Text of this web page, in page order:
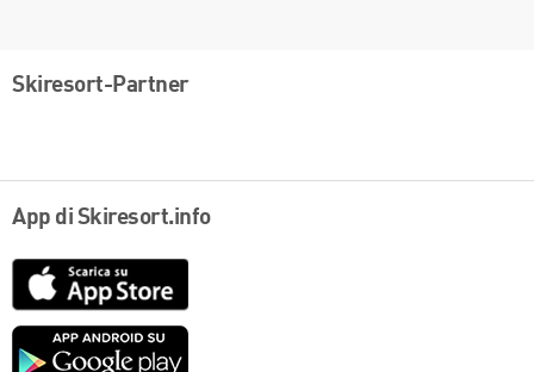
Skiresort-Partner
App di Skiresort.info
Google